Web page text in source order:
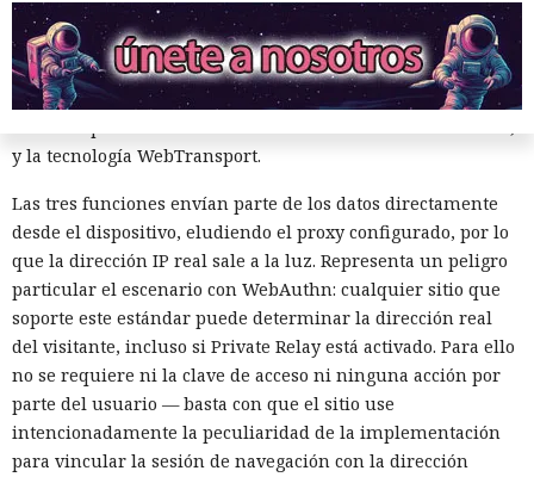
ejecuta Safari, así como en todos los navegadores de terceros
para iOS y iPadOS, incluidos Chrome, Edge, Firefox y Brave.
Se trata de la precarga de solicitudes DNS, el mecanismo de
verificación del origen al trabajar con WebAuthn (el
y la tecnología WebTransport.
Las tres funciones envían parte de los datos directamente
desde el dispositivo, eludiendo el proxy configurado, por lo
que la dirección IP real sale a la luz. Representa un peligro
particular el escenario con WebAuthn: cualquier sitio que
soporte este estándar puede determinar la dirección real
del visitante, incluso si Private Relay está activado. Para ello
no se requiere ni la clave de acceso ni ninguna acción por
parte del usuario — basta con que el sitio use
intencionadamente la peculiaridad de la implementación
para vincular la sesión de navegación con la dirección